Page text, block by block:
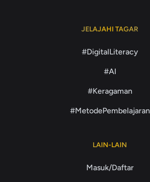
JELAJAHI TAGAR
#DigitalLiteracy
#AI
#Keragaman
#MetodePembelajaran
LAIN-LAIN
Masuk/Daftar